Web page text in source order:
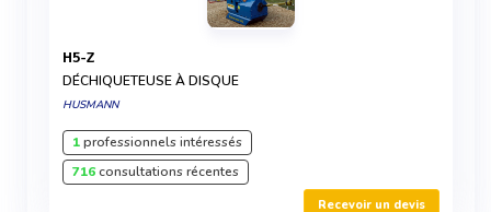
H5-Z
DÉCHIQUETEUSE À DISQUE
HUSMANN
1professionnels intéressés
716consultations récentes
Recevoir un devis